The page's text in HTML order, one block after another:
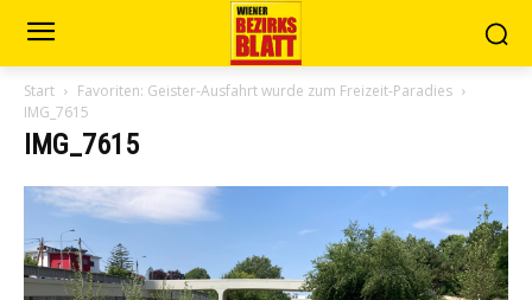
Start
Favoriten: Geister-Ausfahrt wurde zum Freizeit-Paradies
IMG_7615
IMG_7615